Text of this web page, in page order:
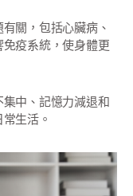
關，包括心臟病、
疫系統，使身體更
中、記憶力減退和
生活。